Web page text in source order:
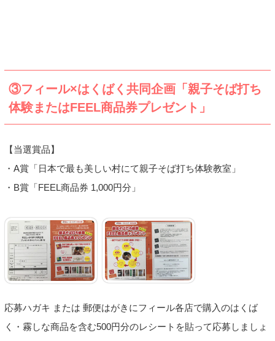
③フィール×はくばく共同企画「親子そば打ち
体験またはFEEL商品券プレゼント」
【当選賞品】
・A賞「日本で最も美しい村にて親子そば打ち体験教室」
・B賞「FEEL商品券 1,000円分」
応募ハガキ または 郵便はがきにフィール各店で購入のはくば
く・霧しな商品を含む500円分のレシートを貼って応募しましょ